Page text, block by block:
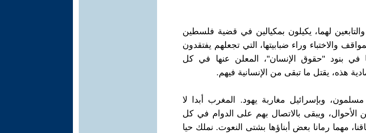
لهما، يكيلون بمكيالين في قضية فلسطين
والاختباء وراء ضبابيتها، التي تجعلهم يفتقدون
في بنود "حقوق الإنسان"، المعلن عنها في كل
هذه، يقتل ما تبقى من الإنسانية فيهم.
وبإسرائيل مغاربة يهود. المغرب أبدا لا
ويبقى بالاتصال بهم على الدوام في كل
مهما رمانا بعض أبناؤها بشتى النعوت. نملك حيا